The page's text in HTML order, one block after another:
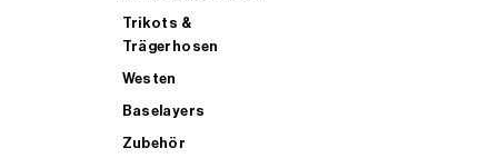
Trikots &
Trägerhosen
Westen
Baselayers
Zubehör